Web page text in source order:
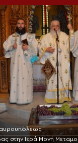
στην Ιερά Μονή